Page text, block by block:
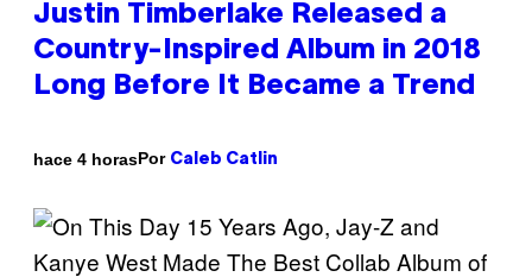
Justin Timberlake Released a
Country-Inspired Album in 2018
Long Before It Became a Trend
hace 4 horasPor Caleb Catlin